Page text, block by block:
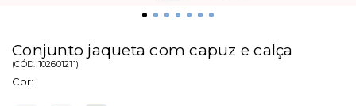
Conjunto jaqueta com capuz e calça
(CÓD. 102601211)
Cor: